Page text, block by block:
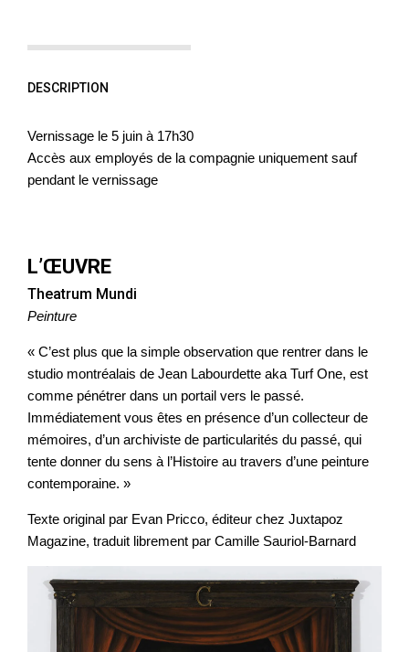
DESCRIPTION
Vernissage le 5 juin à 17h30
Accès aux employés de la compagnie uniquement sauf
pendant le vernissage
L’ŒUVRE
Theatrum Mundi
Peinture
« C’est plus que la simple observation que rentrer dans le
studio montréalais de Jean Labourdette aka Turf One, est
comme pénétrer dans un portail vers le passé.
Immédiatement vous êtes en présence d’un collecteur de
mémoires, d’un archiviste de particularités du passé, qui
tente donner du sens à l’Histoire au travers d’une peinture
contemporaine. »
Texte original par Evan Pricco, éditeur chez Juxtapoz
Magazine, traduit librement par Camille Sauriol-Barnard